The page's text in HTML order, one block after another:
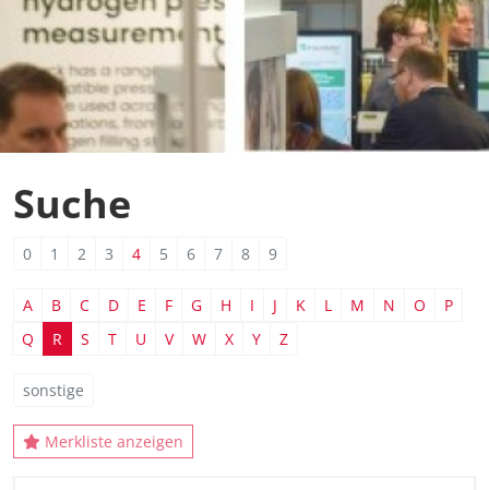
Suche
0 1 2 3 4 5 6 7 8 9
A B C D E F G H I J K L M N O
P
Q
R S T U V W X Y Z
sonstige
Merkliste anzeigen